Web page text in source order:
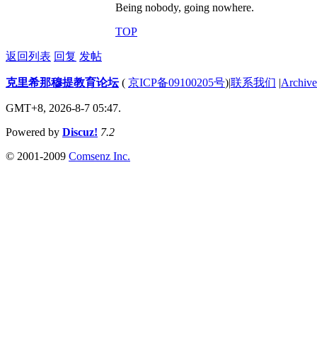
Being nobody, going nowhere.
TOP
返回列表 回复 发帖
克里希那穆提教育论坛( 京ICP备09100205号)|联系我们 |
GMT+8, 2026-8-7 05:47.
Powered by Discuz! 7.2
© 2001-2009 Comsenz Inc.